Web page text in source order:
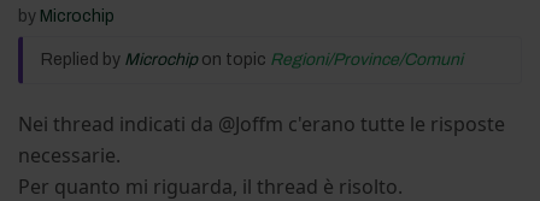
by Microchip
Replied by Microchipon topic Regioni/Province/Comuni
Nei thread indicati da @Joffm c'erano tutte le risposte
necessarie.
Per quanto mi riguarda, il thread è risolto.